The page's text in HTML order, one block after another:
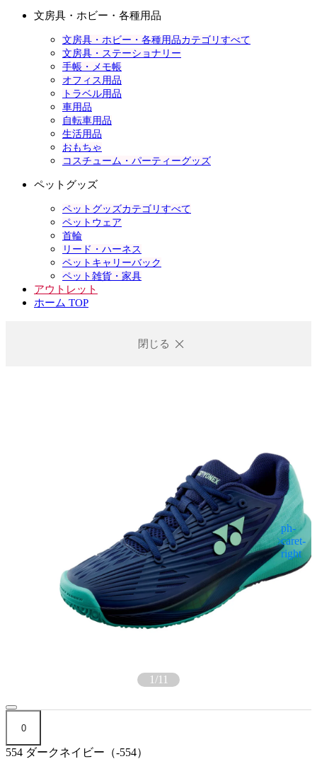
文房具・ホビー・各種用品
文房具・ホビー・各種用品カテゴリすべて
文房具・ステーショナリー
手帳・メモ帳
オフィス用品
トラベル用品
車用品
自転車用品
生活用品
おもちゃ
コスチューム・パーティーグッズ
ペットグッズ
ペットグッズカテゴリすべて
ペットウェア
首輪
リード・ハーネス
ペットキャリーバック
ペット雑貨・家具
アウトレット
ホーム TOP
閉じる
1/11
0
554 ダークネイビー（-554）